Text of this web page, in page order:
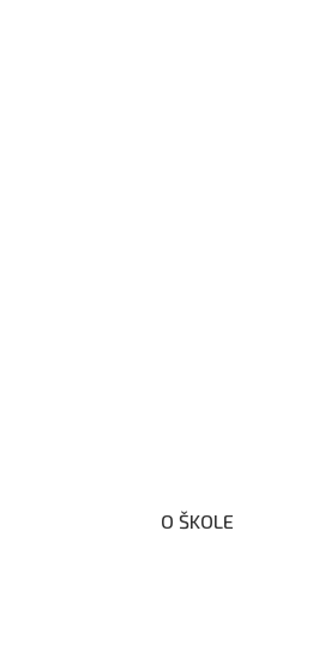
O ŠKOLE